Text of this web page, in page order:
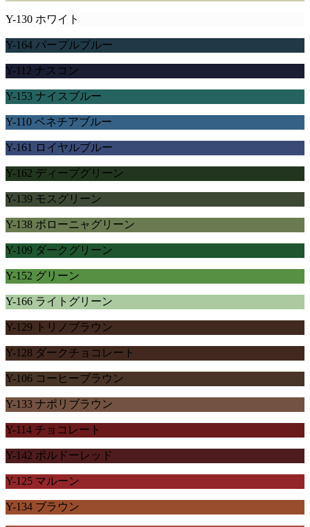
Y-130 ホワイト
Y-164 パープルブルー
Y-112 ナスコン
Y-153 ナイスブルー
Y-110 ベネチアブルー
Y-161 ロイヤルブルー
Y-162 ディープグリーン
Y-139 モスグリーン
Y-138 ボローニャグリーン
Y-109 ダークグリーン
Y-152 グリーン
Y-166 ライトグリーン
Y-129 トリノブラウン
Y-128 ダークチョコレート
Y-106 コーヒーブラウン
Y-133 ナポリブラウン
Y-114 チョコレート
Y-142 ボルドーレッド
Y-125 マルーン
Y-134 ブラウン